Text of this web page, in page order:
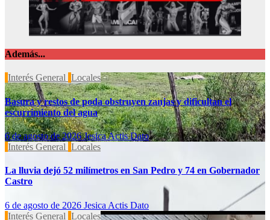
Además...
Interés General Locales
Basura y restos de poda obstruyen zanjas y dificultan el
escurrimiento del agua
6 de agosto de 2026Jesica Actis Dato
Interés General Locales
La lluvia dejó 52 milímetros en San Pedro y 74 en Gobernador
Castro
6 de agosto de 2026 Jesica Actis Dato
Interés General Locales